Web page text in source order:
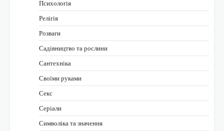
Психологія
Релігія
Розваги
Садівництво та рослини
Сантехніка
Своїми руками
Секс
Серіали
Символіка та значення